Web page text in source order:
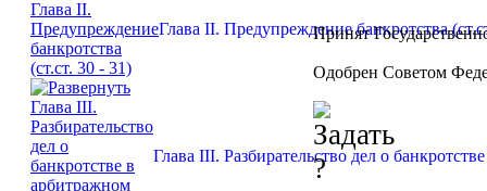
Глава II. Предупреждение банкротства
Глава III. Разбирательство дел о
Принят
Одобрен Советом